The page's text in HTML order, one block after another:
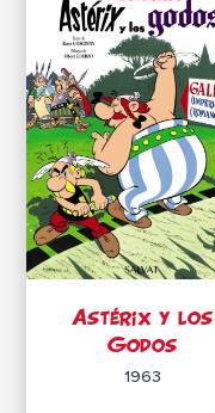
Astérix y los
Godos
1963